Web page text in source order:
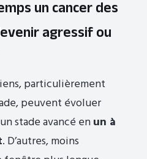
un cancer des
agressif ou
particulièrement
peuvent évoluer
stade avancé enun à
. D’autres, moins